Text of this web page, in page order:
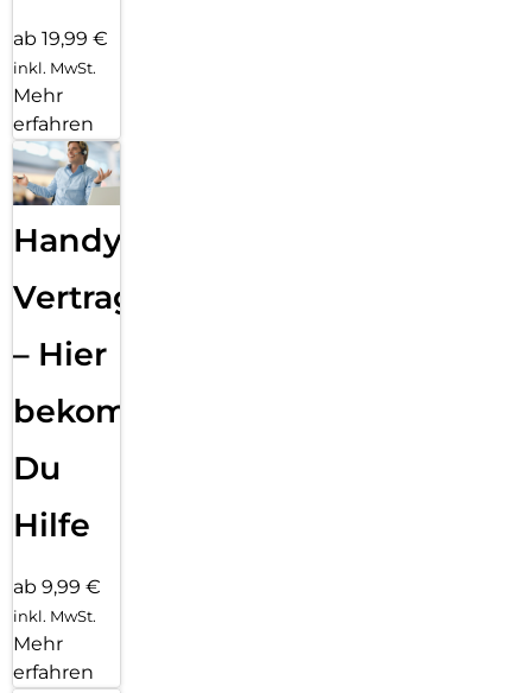
ab 19,99 €
inkl. MwSt.
Mehr
erfahren
Handy
Vertragsabwicklung
– Hier
bekommst
Du
Hilfe
ab 9,99 €
inkl. MwSt.
Mehr
erfahren